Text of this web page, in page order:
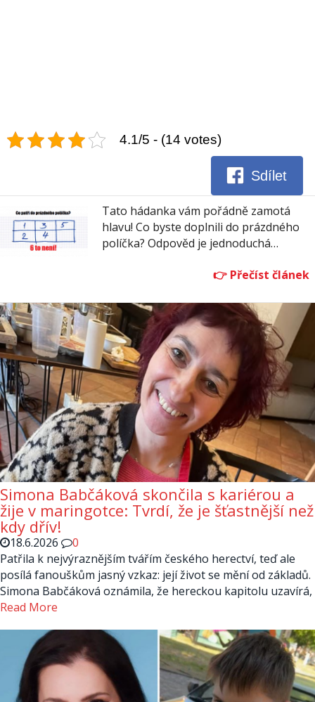
4.1/5 - (14 votes)
Sdílet
Tato hádanka vám pořádně zamotá
hlavu! Co byste doplnili do prázdného
políčka? Odpověd je jednoduchá…
Simona Babčáková skončila s kariérou a
žije v maringotce: Tvrdí, že je šťastnější než
kdy dřív!
18.6.2026
0
Patřila k nejvýraznějším tvářím českého herectví, teď ale
posílá fanouškům jasný vzkaz: její život se mění od základů.
Simona Babčáková oznámila, že hereckou kapitolu uzavírá,
Read More